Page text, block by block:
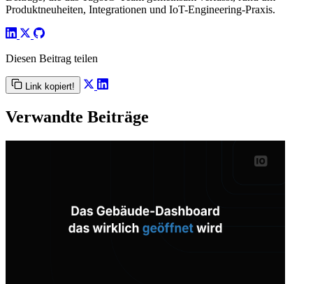
Produktneuheiten, Integrationen und IoT-Engineering-Praxis.
Diesen Beitrag teilen
Link kopiert!
Verwandte Beiträge